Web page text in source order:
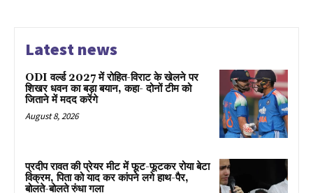
Latest news
ODI वर्ल्ड 2027 में रोहित-विराट के खेलने पर
शिखर धवन का बड़ा बयान, कहा- दोनों टीम को
जिताने में मदद करेंगे
August 8, 2026
प्रदीप रावत की प्रेयर मीट में फूट-फूटकर रोया बेटा
विक्रम, पिता को याद कर कांपने लगे हाथ-पैर,
बोलते-बोलते रुंधा गला